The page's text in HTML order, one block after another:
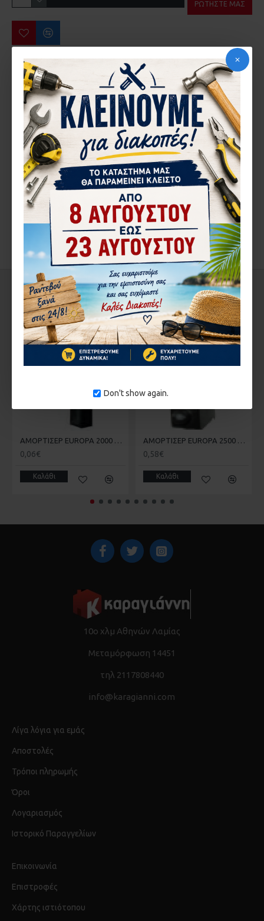
Don't show again.
ΡΩΤΉΣΤΕ ΜΑΣ
ΠΕΡΙΣΣΌΤΕΡΑ ΑΠΌ ΤΗΝ ΙΔΙΑ ΜΆΡΚΑ
ΑΜΟΡΤΙΣΕΡ EUROPA 2000 KAI 100 ΣΤΟΠΕΡ 181.4 20-20-007
0,06€ 0,58€
ΠΕΡΙΓΡΑ΄ΦΉ
ΑΞΙΟΛΟΓΉΣΕΙΣ
ΑΠΌ ΤΟΝ ΊΔΙΟ ΚΑΤΑΣΚΕΥΑΣΤΉ ΣΤΗΝ ΄ΙΔΙΑ ΚΑΤΗΓΟΡΊΑ
1-3 ΗΜΈΡΕΣ
ΑΜΟΡΤΙΣΕΡ EUROPA 2000 KAI 100 ΣΤΟΠΕΡ 181.4 20-20-007
0,06€
Καλάθι
1-3 ΗΜΈΡΕΣ
ΑΜΟΡΤΙΣΕΡ EUROPA 2500 ENS-4 20-20-011
0,58€
Καλάθι
10ο χλμ Αθηνών Λαμίας
Μεταμόρφωση 14451
τηλ 2117808440
info@karagianni.com
Λίγα λόγια για εμάς
Αποστολές
Τρόποι πληρωμής
Όροι
Λογαριασμός
Ιστορικό Παραγγελίων
Επικοινωνία
Επιστροφές
Χάρτης ιστιότοπου